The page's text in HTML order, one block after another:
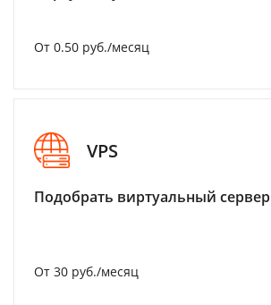
От 0.50 руб./месяц
VPS
Подобрать виртуальный сервер
От 30 руб./месяц